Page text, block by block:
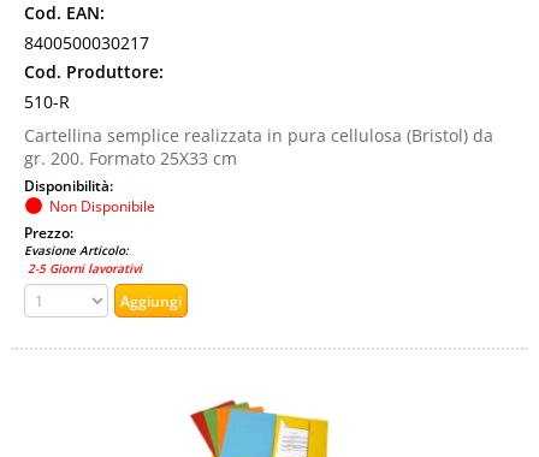
Cod. EAN:
8400500030217
Cod. Produttore:
510-R
Cartellina semplice realizzata in pura cellulosa (Bristol) da
gr. 200. Formato 25X33 cm
Disponibilità:
Non Disponibile
Prezzo:
Evasione Articolo:
2-5 Giorni lavorativi